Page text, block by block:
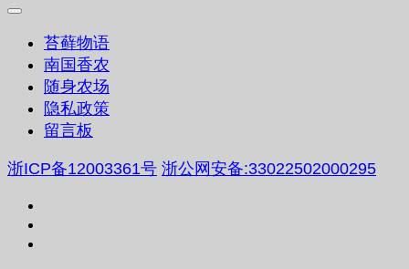
苔藓物语
南国香农
随身农场
隐私政策
留言板
浙ICP备12003361号 浙公网安备:33022502000295